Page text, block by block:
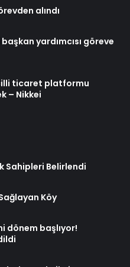
alındı
yardımcısı göreve
ticaret platformu
– Nikkei
Sahipleri Belirlendi
Köy
dönem başlıyor!